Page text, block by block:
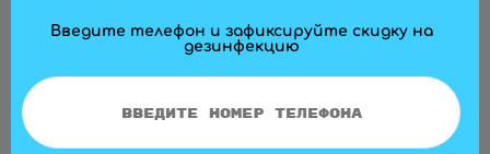
Введите телефон и зафиксируйте скидку на
дезинфекцию